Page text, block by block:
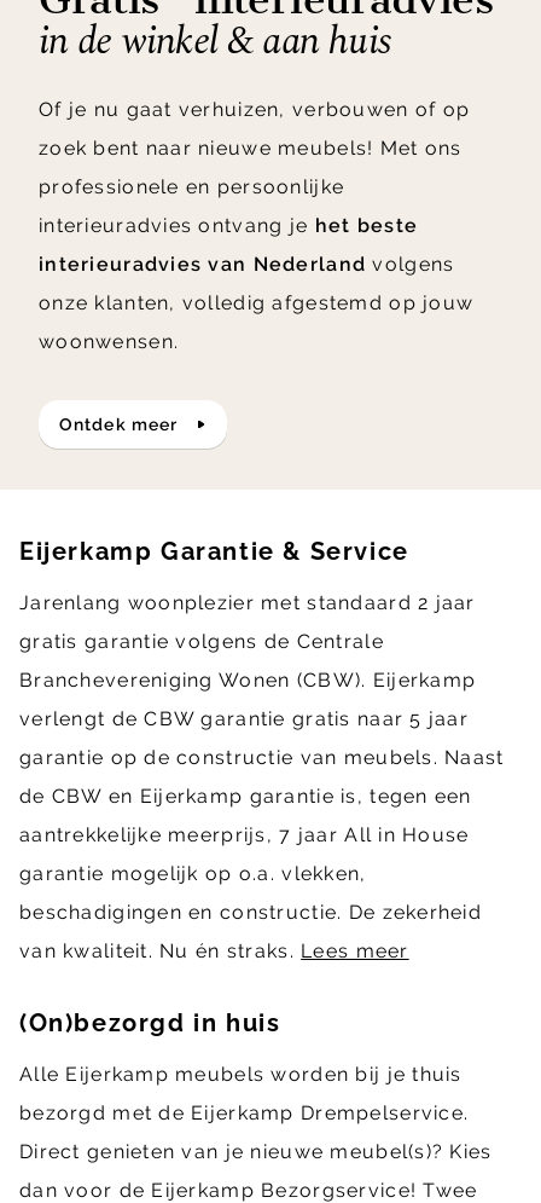
in de winkel & aan huis
Of je nu gaat verhuizen, verbouwen of op
zoek bent naar nieuwe meubels! Met ons
professionele en persoonlijke
interieuradvies ontvang je het beste
interieuradvies van Nederland volgens
onze klanten, volledig afgestemd op jouw
woonwensen.
ontdek meer
Eijerkamp Garantie & Service
Jarenlang woonplezier met standaard 2 jaar
gratis garantie volgens de Centrale
Branchevereniging Wonen (CBW). Eijerkamp
verlengt de CBW garantie gratis naar 5 jaar
garantie op de constructie van meubels. Naast
de CBW en Eijerkamp garantie is, tegen een
aantrekkelijke meerprijs, 7 jaar All in House
garantie mogelijk op o.a. vlekken,
beschadigingen en constructie. De zekerheid
van kwaliteit. Nu én straks. Lees meer
(On)bezorgd in huis
Alle Eijerkamp meubels worden bij je thuis
bezorgd met de Eijerkamp Drempelservice.
Direct genieten van je nieuwe meubel(s)? Kies
dan voor de Eijerkamp Bezorgservice! Twee